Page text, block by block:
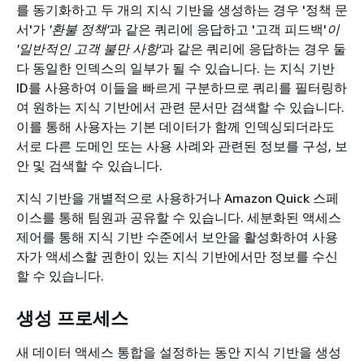
를 동기화하고 두 개의 지식 기반을 생성하는 경우 '정책 문
서'가 '환불 정책'과 같은 쿼리에 응답하고 '고객 피드백'이
'일반적인 고객 불만 사항'과 같은 쿼리에 응답하는 경우 둘
다 동일한 인덱스의 일부가 될 수 있습니다. 는 지식 기반
ID를 사용하여 이들을 빠르게 구분하므로 쿼리를 필터링하
여 원하는 지식 기반에서 관련 문서만 검색할 수 있습니다.
이를 통해 사용자는 기본 데이터가 함께 인덱싱되더라도
서로 다른 도메인 또는 사용 사례와 관련된 정보를 구성, 보
안 및 검색할 수 있습니다.
지식 기반을 개별적으로 사용하거나 Amazon Quick 스페
이스를 통해 팀원과 공유할 수 있습니다. 세분화된 액세스
제어를 통해 지식 기반 수준에서 보안을 활성화하여 사용
자가 액세스할 권한이 있는 지식 기반에서만 정보를 수신
할 수 있습니다.
생성 프로세스
새 데이터 액세스 통합을 설정하는 동안 지식 기반을 생성